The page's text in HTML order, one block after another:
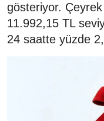
gösteriyor.
11.992,15 TL
24 saatte yüzde